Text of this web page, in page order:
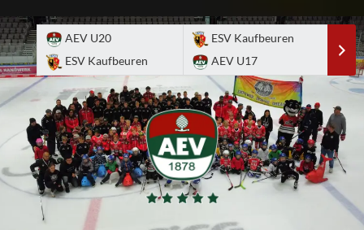
to
content
AEV U20
ESV Kaufbeuren
ESV Kaufbeuren
AEV U17